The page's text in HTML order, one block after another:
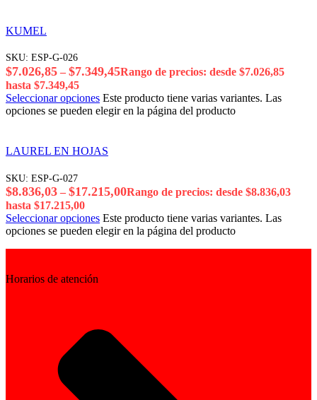
KUMEL
SKU: ESP-G-026
$7.026,85 – $7.349,45Rango de precios: desde $7.026,85
hasta $7.349,45
Seleccionar opciones Este producto tiene varias variantes. Las
opciones se pueden elegir en la página del producto
LAUREL EN HOJAS
SKU: ESP-G-027
$8.836,03 – $17.215,00Rango de precios: desde $8.836,03
hasta $17.215,00
Seleccionar opciones Este producto tiene varias variantes. Las
opciones se pueden elegir en la página del producto
Horarios de atención